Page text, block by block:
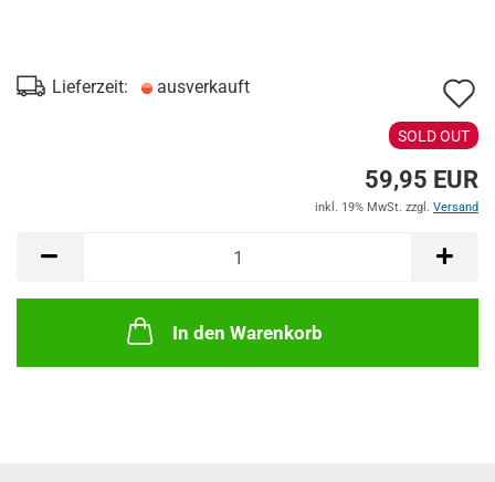
Lieferzeit: ausverkauft
SOLD OUT
59,95 EUR
inkl. 19% MwSt. zzgl. Versand
In den Warenkorb